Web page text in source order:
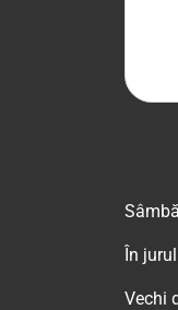
În
Vechi